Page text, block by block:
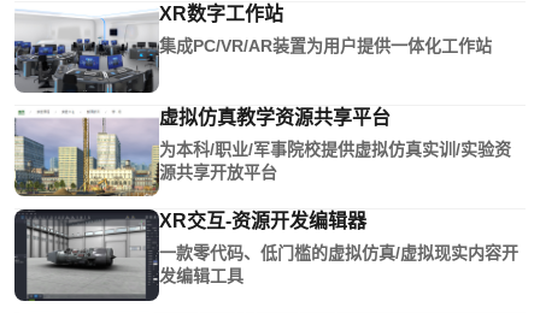
XR数字工作站
集成PC/VR/AR装置为用户提供一体化工作站
虚拟仿真教学资源共享平台
为本科/职业/军事院校提供虚拟仿真实训/实验资
源共享开放平台
XR交互-资源开发编辑器
一款零代码、低门槛的虚拟仿真/虚拟现实内容开
发编辑工具